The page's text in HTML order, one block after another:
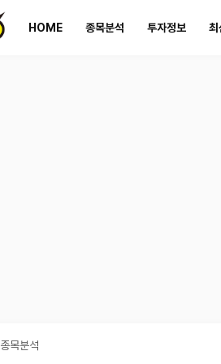
HOME 종목분석 투자정보 최
종목분석